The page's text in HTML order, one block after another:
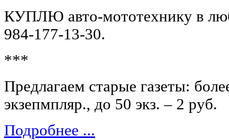
КУПЛЮ авто-мототехнику в
984-177-13-30.
***
Предлагаем старые газеты:
экзепмпляр., до 50 экз. ‒ 2 руб.
Подробнее ...